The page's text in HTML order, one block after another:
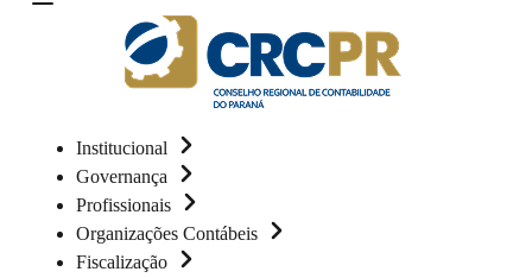
Institucional
Governança
Profissionais
Organizações Contábeis
Fiscalização